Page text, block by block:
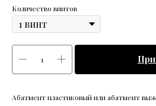
Количество винтов
Абатмент пластиковый или абатмент